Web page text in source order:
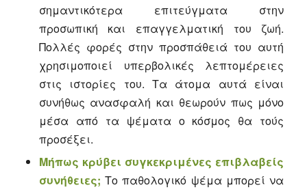
σημαντικότερα επιτεύγματα στην
προσωπική και επαγγελματική του ζωή.
Πολλές φορές στην προσπάθειά του αυτή
χρησιμοποιεί υπερβολικές λεπτομέρειες
στις ιστορίες του. Τα άτομα αυτά είναι
συνήθως ανασφαλή και θεωρούν πως μόνο
μέσα από τα ψέματα ο κόσμος θα τούς
προσέξει.
Μήπως κρύβει συγκεκριμένες επιβλαβείς
συνήθειες; Το παθολογικό ψέμα μπορεί να